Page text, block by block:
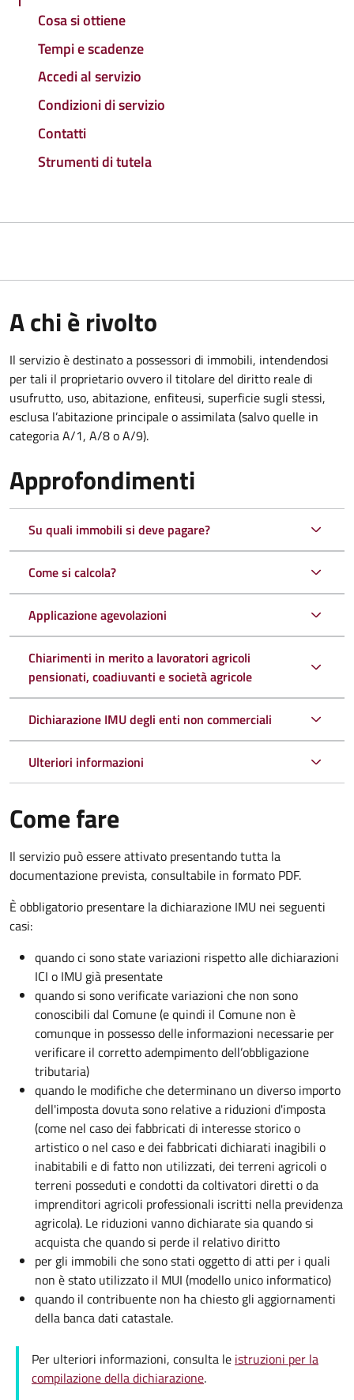
Cosa si ottiene
Tempi e scadenze
Accedi al servizio
Condizioni di servizio
Contatti
Strumenti di tutela
A chi è rivolto
Il servizio è destinato a possessori di immobili, intendendosi
per tali il proprietario ovvero il titolare del diritto reale di
usufrutto, uso, abitazione, enfiteusi, superficie sugli stessi,
esclusa l’abitazione principale o assimilata (salvo quelle in
categoria A/1, A/8 o A/9).
Approfondimenti
Su quali immobili si deve pagare?
Come si calcola?
Applicazione agevolazioni
Chiarimenti in merito a lavoratori agricoli
pensionati, coadiuvanti e società agricole
Dichiarazione IMU degli enti non commerciali
Ulteriori informazioni
Come fare
Il servizio può essere attivato presentando tutta la
documentazione prevista, consultabile in formato PDF.
È obbligatorio presentare la dichiarazione IMU nei seguenti
casi:
quando ci sono state variazioni rispetto alle dichiarazioni
ICI o IMU già presentate
quando si sono verificate variazioni che non sono
conoscibili dal Comune (e quindi il Comune non è
comunque in possesso delle informazioni necessarie per
verificare il corretto adempimento dell’obbligazione
tributaria)
quando le modifiche che determinano un diverso importo
dell'imposta dovuta sono relative a riduzioni d'imposta
(come nel caso dei fabbricati di interesse storico o
artistico o nel caso e dei fabbricati dichiarati inagibili o
inabitabili e di fatto non utilizzati, dei terreni agricoli o
terreni posseduti e condotti da coltivatori diretti o da
imprenditori agricoli professionali iscritti nella previdenza
agricola). Le riduzioni vanno dichiarate sia quando si
acquista che quando si perde il relativo diritto
per gli immobili che sono stati oggetto di atti per i quali
non è stato utilizzato il MUI (modello unico informatico)
quando il contribuente non ha chiesto gli aggiornamenti
della banca dati catastale.
Per ulteriori informazioni, consulta le istruzioni per la
compilazione della dichiarazione.